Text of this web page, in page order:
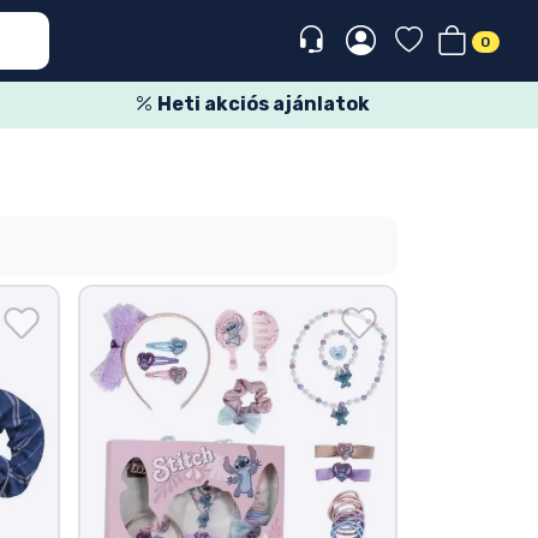
0
Heti akciós ajánlatok